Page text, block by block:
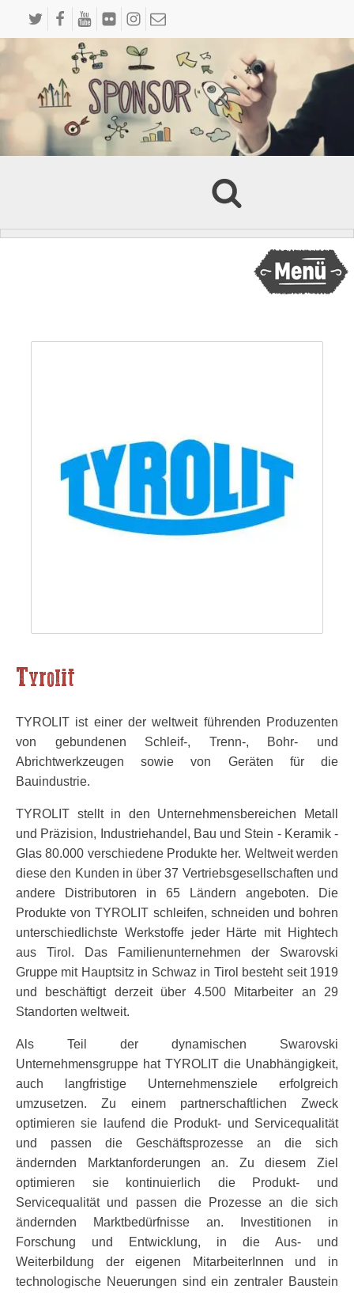
Tyrolit
TYROLIT ist einer der weltweit führenden Produzenten
von gebundenen Schleif-, Trenn-, Bohr- und
Abrichtwerkzeugen sowie von Geräten für die
Bauindustrie.
TYROLIT stellt in den Unternehmensbereichen Metall
und Präzision, Industriehandel, Bau und Stein - Keramik -
Glas 80.000 verschiedene Produkte her. Weltweit werden
diese den Kunden in über 37 Vertriebsgesellschaften und
andere Distributoren in 65 Ländern angeboten. Die
Produkte von TYROLIT schleifen, schneiden und bohren
unterschiedlichste Werkstoffe jeder Härte mit Hightech
aus Tirol. Das Familienunternehmen der Swarovski
Gruppe mit Hauptsitz in Schwaz in Tirol besteht seit 1919
und beschäftigt derzeit über 4.500 Mitarbeiter an 29
Standorten weltweit.
Als Teil der dynamischen Swarovski
Unternehmensgruppe hat TYROLIT die Unabhängigkeit,
auch langfristige Unternehmensziele erfolgreich
umzusetzen. Zu einem partnerschaftlichen Zweck
optimieren sie laufend die Produkt- und Servicequalität
und passen die Geschäftsprozesse an die sich
ändernden Marktanforderungen an. Zu diesem Ziel
optimieren sie kontinuierlich die Produkt- und
Servicequalität und passen die Prozesse an die sich
ändernden Marktbedürfnisse an. Investitionen in
Forschung und Entwicklung, in die Aus- und
Weiterbildung der eigenen MitarbeiterInnen und in
technologische Neuerungen sind ein zentraler Baustein